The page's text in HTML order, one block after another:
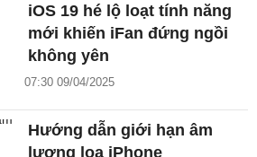
iOS 19 hé lộ loạt tính năng
mới khiến iFan đứng ngồi
không yên
07:30 09/04/2025
Hướng dẫn giới hạn âm
lượng loa iPhone